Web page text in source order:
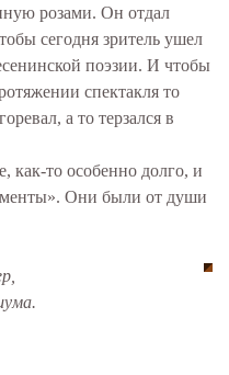
розами. Он отдал
сегодня зритель ушел
поэзии. И чтобы
спектакля то
а то терзался в
как-то особенно долго, и
Они были от души